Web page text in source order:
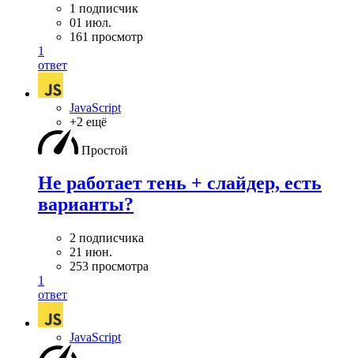
1 подписчик
01 июл.
161 просмотр
1
ответ
JavaScript
+2 ещё
Простой
Не работает тень + слайдер, есть
варианты?
2 подписчика
21 июн.
253 просмотра
1
ответ
JavaScript